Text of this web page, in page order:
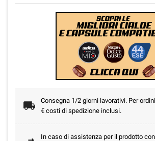
Consegna 1/2 giorni lavorativi. Per
€ costi di spedizione inclusi.
In caso di assistenza per il prodotto